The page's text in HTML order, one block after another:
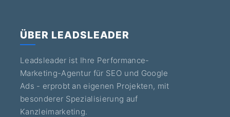
ÜBER LEADSLEADER
Leadsleader ist Ihre Performance-
Marketing-Agentur für SEO und Google
Ads - erprobt an eigenen Projekten, mit
besonderer Spezialisierung auf
Kanzleimarketing.